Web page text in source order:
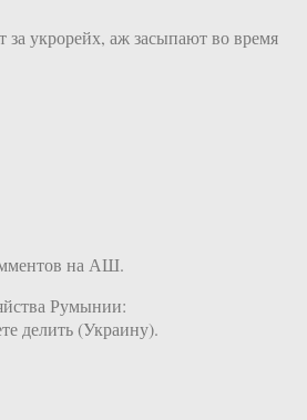
за укрорейх, аж засыпают во время
на АШ.
Румынии:
делить (Украину).